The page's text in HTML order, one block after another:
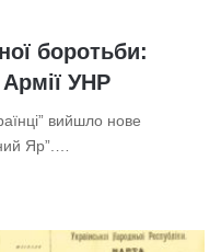
боротьби:
УНР
вийшло нове
Яр”.…